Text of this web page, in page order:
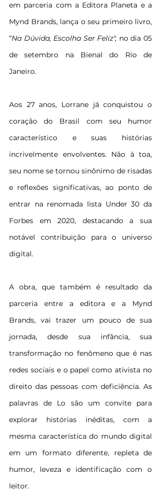
em parceria com a Editora Planeta e a
Mynd Brands, lança o seu primeiro livro,
“Na Dúvida, Escolha Ser Feliz", no dia 05
de setembro na Bienal do Rio de
Janeiro.
Aos 27 anos, Lorrane já conquistou o
coração do Brasil com seu humor
característico e suas histórias
incrivelmente envolventes. Não à toa,
seu nome se tornou sinônimo de risadas
e reflexões significativas, ao ponto de
entrar na renomada lista Under 30 da
Forbes em 2020, destacando a sua
notável contribuição para o universo
digital.
A obra, que também é resultado da
parceria entre a editora e a Mynd
Brands, vai trazer um pouco de sua
jornada, desde sua infância, sua
transformação no fenômeno que é nas
redes sociais e o papel como ativista no
direito das pessoas com deficiência. As
palavras de Lo são um convite para
explorar histórias inéditas, com a
mesma característica do mundo digital
em um formato diferente, repleta de
humor, leveza e identificação com o
leitor.